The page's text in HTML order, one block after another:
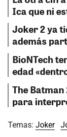
Ica que ni
Joker 2 ya
además
BioNTech
edad
The
para
Temas: Joker